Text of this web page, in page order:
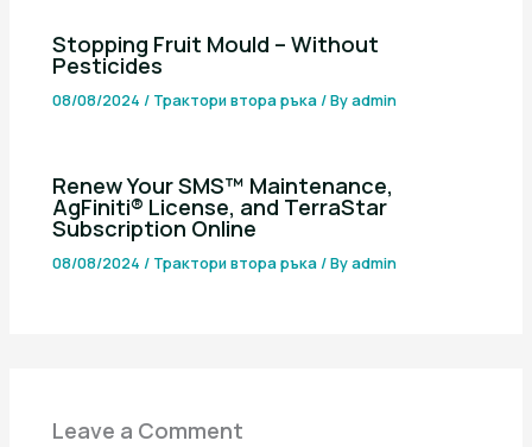
Stopping Fruit Mould – Without
Pesticides
08/08/2024/ Трактори втора ръка/ Byadmin
Renew Your SMS™ Maintenance,
AgFiniti® License, and TerraStar
Subscription Online
08/08/2024/ Трактори втора ръка/ Byadmin
Leave a Comment